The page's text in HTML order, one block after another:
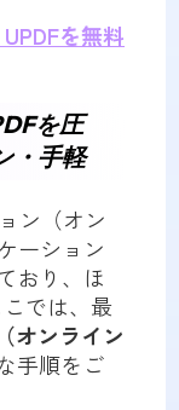
を無料
を圧
・手軽
ン（オン
ーション
おり、ほ
では、最
オンライン
手順をご